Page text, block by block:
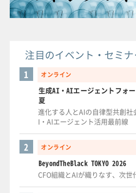
注目のイベント・セミ
オンライン
1
生成AI・AIエージェントフォ
夏
進化する人とAIの自律型共創社
I・AIエージェント活用最前線
オンライン
2
BeyondTheBlack TOKYO 2026
CFO組織とAIが織りなす、次世